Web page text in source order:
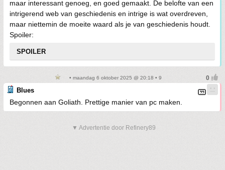
maar interessant genoeg, en goed gemaakt. De belofte van een
intrigerend web van geschiedenis en intrige is wat overdreven,
maar niettemin de moeite waard als je van geschiedenis houdt.
Spoiler:
SPOILER
• maandag 6 oktober 2025 @ 20:18 • 9
Blues
Begonnen aan Goliath. Prettige manier van pc maken.
▼ Advertentie door Refinery89